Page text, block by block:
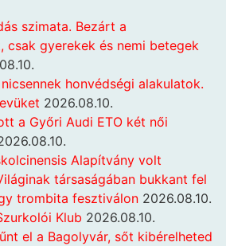
szimata. Bezárt a
csak gyerekek és nemi betegek
honvédségi alakulatok.
2026.08.10.
a Győri Audi ETO két női
Alapítvány volt
társaságában bukkant fel
trombita fesztiválon 2026.08.10.
Klub 2026.08.10.
el a Bagolyvár, sőt kibérelheted